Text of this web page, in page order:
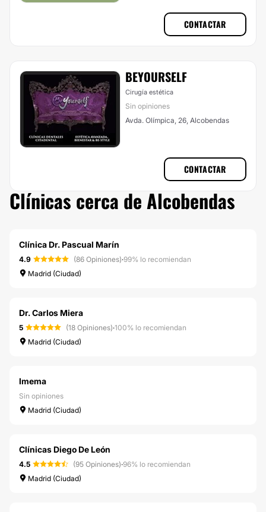
CONTACTAR
BEYOURSELF
Cirugía estética
Sin opiniones
Avda. Olímpica, 26, Alcobendas
CONTACTAR
Clínicas cerca de Alcobendas
Clínica Dr. Pascual Marín
4.9 (86 Opiniones)·99% lo recomiendan
Madrid (Ciudad)
Dr. Carlos Miera
5 (18 Opiniones)·100% lo recomiendan
Madrid (Ciudad)
Imema
Sin opiniones
Madrid (Ciudad)
Clínicas Diego De León
4.5 (95 Opiniones)·96% lo recomiendan
Madrid (Ciudad)